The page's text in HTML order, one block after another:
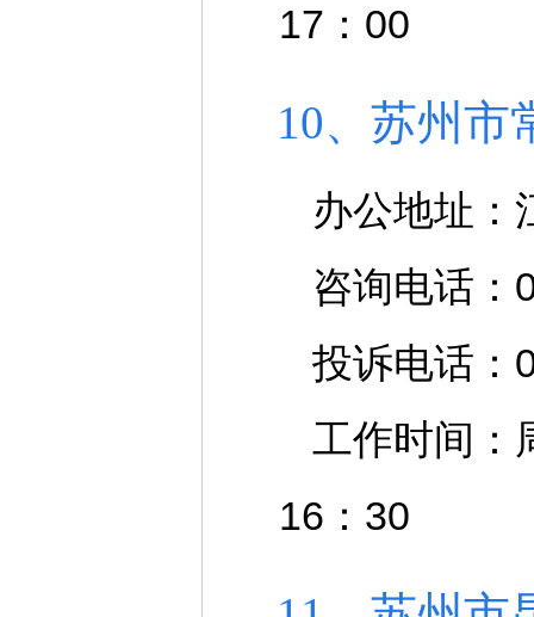
17：00
10、苏州市
办公地址：
咨询电话：
投诉电话：
工作时间：
16：30